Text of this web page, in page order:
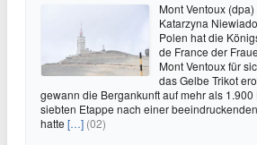
Mont Ventoux
Katarzyna
Polen hat die
de France der
Mont Ventoux für
das Gelbe Trikot
gewann die Bergankunft auf mehr als
siebten Etappe nach einer
hatte […] (02)